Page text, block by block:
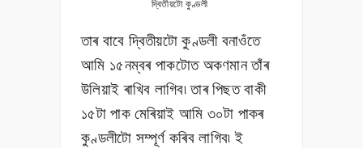
দ্বিতীয়টো কুণ্ডলী
তাৰ বাবে দ্বিতীয়টো কুণ্ডলী বনাওঁতে
আমি ১৫নম্বৰ পাকটোত অকণমান তাঁৰ
উলিয়াই ৰাখিব লাগিব৷ তাৰ পিছত বাকী
১৫টা পাক মেৰিয়াই আমি ৩০টা পাকৰ
কুণ্ডলীটো সম্পূৰ্ণ কৰিব লাগিব৷ই